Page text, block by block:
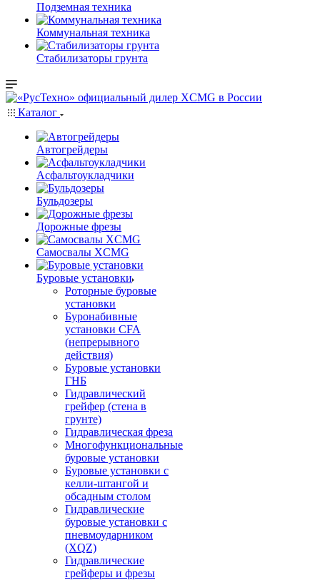
Подземная техника
Коммунальная техника
Стабилизаторы грунта
Каталог
Автогрейдеры
Асфальтоукладчики
Бульдозеры
Дорожные фрезы
Самосвалы XCMG
Буровые установки
Роторные буровые
установки
Буронабивные
установки CFA
(непрерывного
действия)
Буровые установки
ГНБ
Гидравлический
грейфер (стена в
грунте)
Гидравлическая фреза
Многофункциональные
буровые установки
Буровые установки с
келли-штангой и
обсадным столом
Гидравлические
буровые установки с
пневмоударником
(XQZ)
Гидравлические
грейферы и фрезы